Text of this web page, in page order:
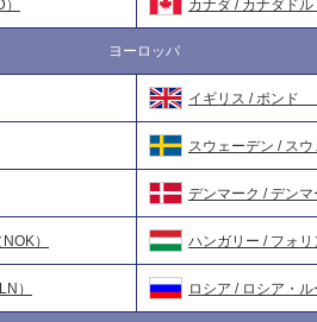
カナダ / カナダド
ヨーロッパ
イギリス / ポンド
スウェーデン / ス
デンマーク / デン
） ハンガリー / フォ
） ロシア / ロシア・